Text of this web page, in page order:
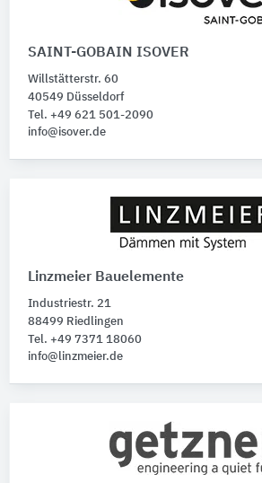
SAINT-GOBAIN ISOVER
Willstätterstr. 60
40549 Düsseldorf
Tel. +49 621 501-2090
info@isover.de
Linzmeier Bauelemente
Industriestr. 21
88499 Riedlingen
Tel. +49 7371 18060
info@linzmeier.de